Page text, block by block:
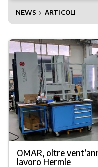
NEWS ❯ ARTICOLI
OMAR, oltre
lavoro Hermle